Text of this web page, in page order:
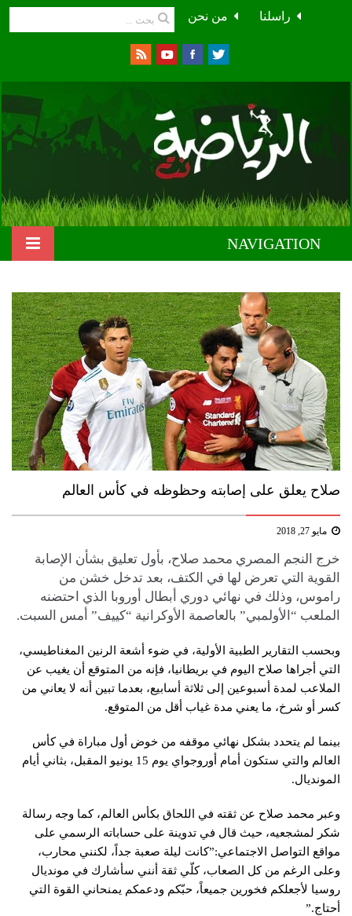
من نحن راسلنا
NAVIGATION
صلاح يعلق على إصابته وحظوظه في كأس العالم
مايو 27, 2018
خرج النجم المصري محمد صلاح، بأول تعليق بشأن الإصابة
القوية التي تعرض لها في الكتف، بعد تدخل خشن من
راموس، وذلك في نهائي دوري أبطال أوروبا الذي احتضنه
الملعب “الأولمبي” بالعاصمة الأوكرانية “كييف” أمس السبت.
وبحسب التقارير الطبية الأولية، في ضوء أشعة الرنين المغناطيسي،
التي أجراها صلاح اليوم في بريطانيا، فإنه من المتوقع أن يغيب عن
الملاعب لمدة أسبوعين إلى ثلاثة أسابيع، بعدما تبين أنه لا يعاني من
كسر أو شرخ، ما يعني مدة غياب أقل من المتوقع.
بينما لم يتحدد بشكل نهائي موقفه من خوض أول مباراة في كأس
العالم والتي ستكون أمام أوروجواي يوم 15 يونيو المقبل، بثاني أيام
المونديال.
وعبر محمد صلاح عن ثقته في اللحاق بكأس العالم، كما وجه رسالة
شكر لمشجعيه، حيث قال في تدوينة على حساباته الرسمي على
مواقع التواصل الاجتماعي:”كانت ليلة صعبة جداً، لكنني محارب،
وعلى الرغم من كل الصعاب، كلّي ثقة أنني سأشارك في مونديال
روسيا لأجعلكم فخورين جميعاً، حبّكم ودعمكم يمنحاني القوة التي
أحتاج.”